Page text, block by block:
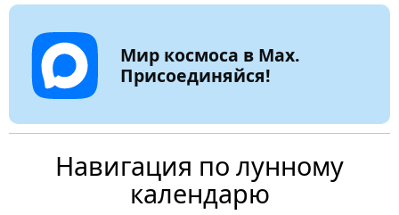
Мир космоса в Max.
Присоединяйся!
Навигация по лунному
календарю